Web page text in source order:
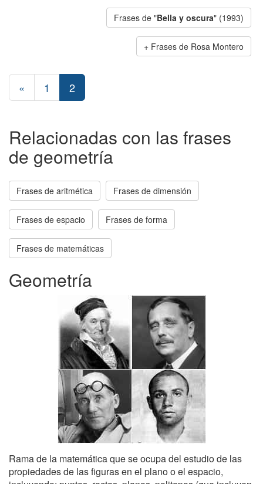
Frases de "Bella y oscura" (1993)
Frases de Rosa Montero
« 1 2
Relacionadas con las frases
de geometría
Frases de aritmética Frases de dimensión
Frases de espacio Frases de forma
Frases de matemáticas
Geometría
Rama de la matemática que se ocupa del estudio de las
propiedades de las figuras en el plano o el espacio,